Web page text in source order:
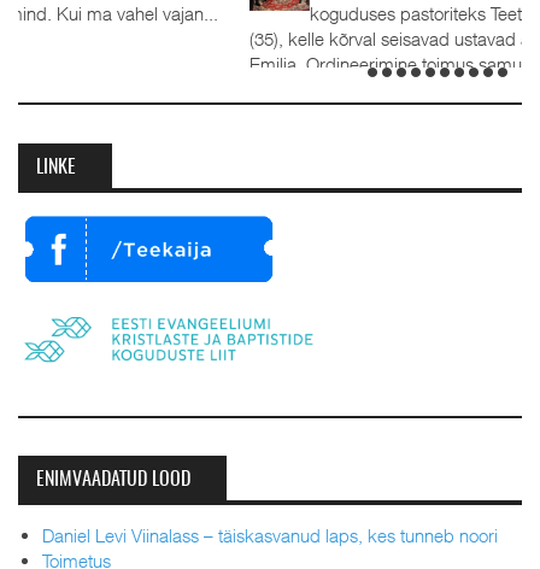
koguduses pastoriteks Teet Uuemõis (56) ja Rait Tõnnori
(35), kelle kõrval seisavad ustavad abikaasad Külli ja Hanna-
Emilia. Ordineerimine toimus samuti 1. advendil, 3.
LINKE
ENIMVAADATUD LOOD